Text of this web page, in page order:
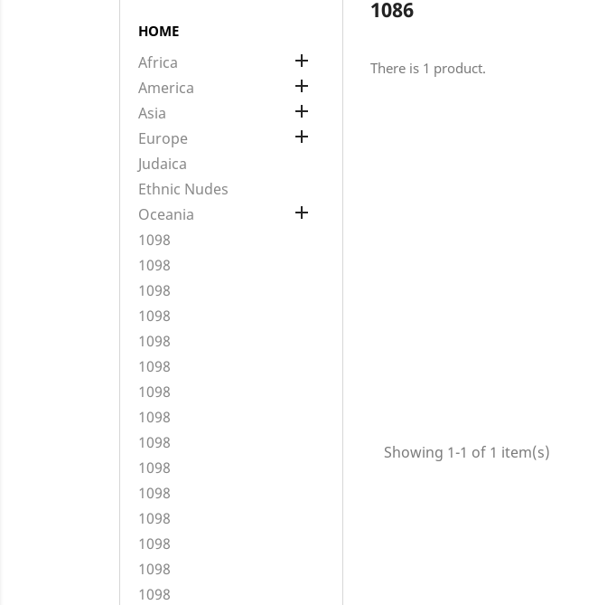
HOME
Africa 
America 
Asia 
Europe 
Judaica
Ethnic Nudes
Oceania

1098
1098
1098
1098
1098
1098
1098
1098
1098
1098
1098
1098
1098
1098
1098
1086
There is 1 product.
Showing 1-1 of 1 item(s)